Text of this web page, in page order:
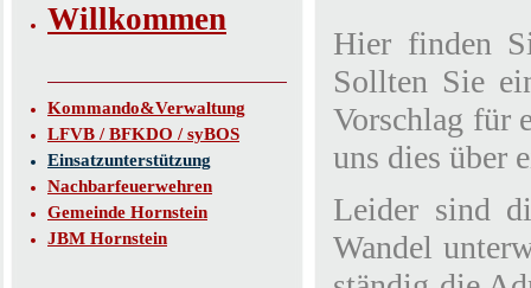
Willkommen
Kommando&Verwaltung
LFVB / BFKDO / syBOS
Einsatzunterstützung
Nachbarfeuerwehren
Gemeinde Hornstein
JBM Hornstein
Hier finden
Sollten Sie
Vorschlag für
uns dies über
Leider sind
Wandel